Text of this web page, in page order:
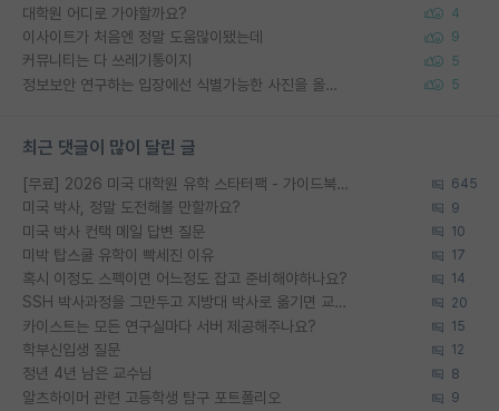
대학원 어디로 가야할까요? 4
이사이트가 처음엔 정말 도움많이됐는데 9
커뮤니티는 다 쓰레기통이지 5
정보보안 연구하는 입장에선 식별가능한 사진을 올리는건 비추이긴함 5
최근 댓글이 많이 달린 글
[무료] 2026 미국 대학원 유학 스타터팩 - 가이드북 & 합격자 컨택메일 템플릿 645
미국 박사, 정말 도전해볼 만할까요? 9
미국 박사 컨택 메일 답변 질문 10
미박 탑스쿨 유학이 빡세진 이유 17
혹시 이정도 스펙이면 어느정도 잡고 준비해야하나요? 14
SSH 박사과정을 그만두고 지방대 박사로 옮기면 교수의 꿈은 끝일까요? 20
카이스트는 모든 연구실마다 서버 제공해주나요? 15
학부신입생 질문 12
정년 4년 남은 교수님 8
알츠하이머 관련 고등학생 탐구 포트폴리오 9